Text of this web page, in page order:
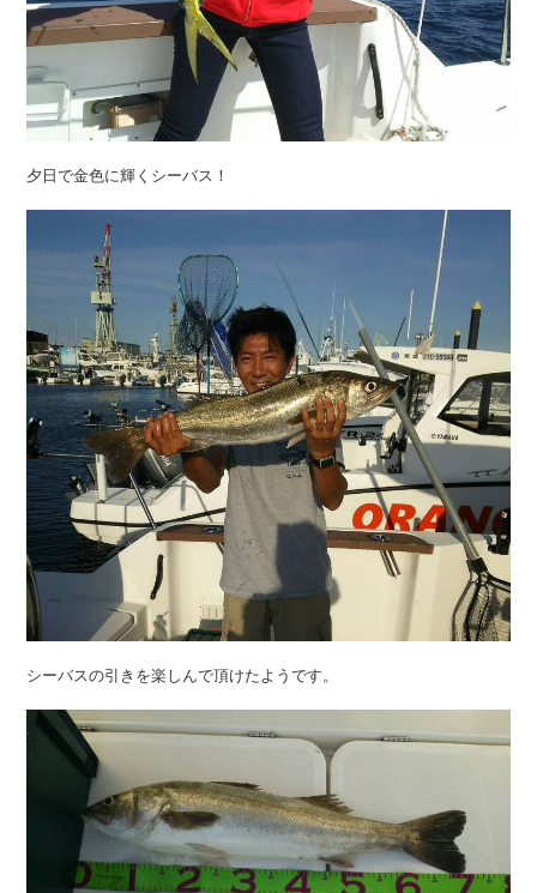
夕日で金色に輝くシーバス！
シーバスの引きを楽しんで頂けたようです。